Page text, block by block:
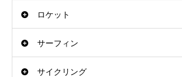
ロケット
サーフィン
サイクリング